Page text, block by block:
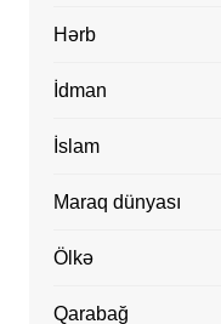
Hərb
İdman
İslam
Maraq dünyası
Ölkə
Qarabağ